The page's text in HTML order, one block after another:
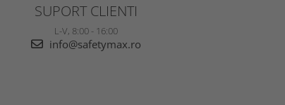
SUPORT CLIENTI
L-V, 8:00 - 16:00
info@safetymax.ro